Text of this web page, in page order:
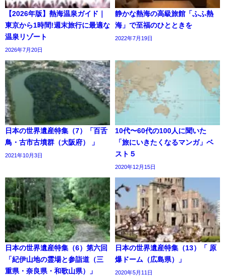
【2026年版】熱海温泉ガイド｜
東京から1時間!週末旅行に最適な
温泉リゾート
2026年7月20日
静かな熱海の高級旅館「ふふ熱
海」で至福のひとときを
2022年7月19日
日本の世界遺産特集（7）「百舌
鳥・古市古墳群（大阪府） 」
2021年10月3日
10代〜60代の100人に聞いた
「旅にいきたくなるマンガ」ベ
スト５
2020年12月15日
日本の世界遺産特集（6）第六回
「紀伊山地の霊場と参詣道（三
重県・奈良県・和歌山県）」
日本の世界遺産特集（13）「 原
爆ドーム（広島県）」
2020年5月11日